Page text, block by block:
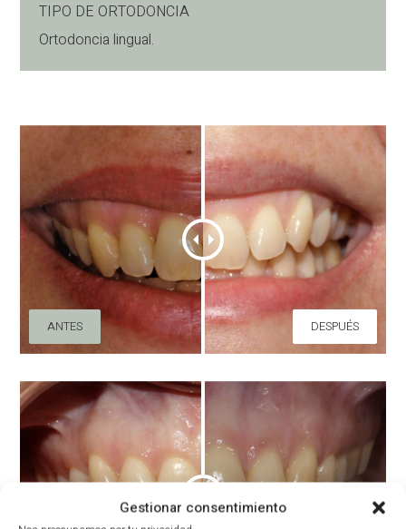
Gestionar consentimiento
TIPO DE ORTODONCIA
Ortodoncia lingual.
ANTES DESPUÉS